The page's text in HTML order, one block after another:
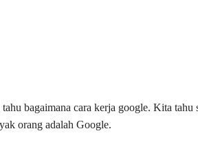
bagaimana cara kerja google. Kita tahu
orang adalah Google.